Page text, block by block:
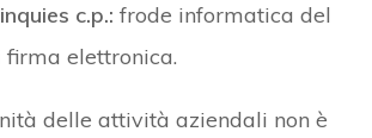
c.p.: frode informatica del
elettronica.
delle attività aziendali non è